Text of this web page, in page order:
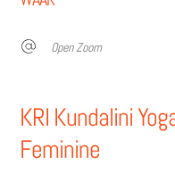
Open Zoom
KRI Kundalini
Feminine